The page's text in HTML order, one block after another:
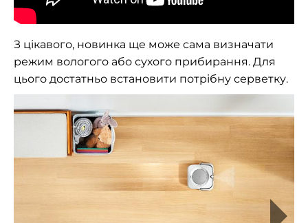
З цікавого, новинка ще може сама визначати
режим вологого або сухого прибирання. Для
цього достатньо встановити потрібну серветку.